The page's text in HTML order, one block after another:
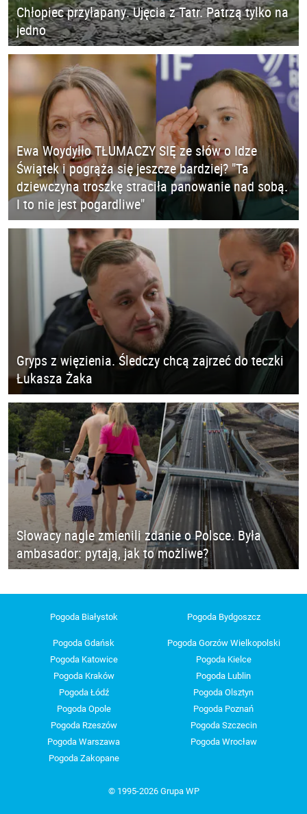
Chłopiec przyłapany. Ujęcia z Tatr. Patrzą tylko na
jedno
Ewa Woydyłło TŁUMACZY SIĘ ze słów o Idze
Świątek i pogrąża się jeszcze bardziej? "Ta
dziewczyna troszkę straciła panowanie nad sobą.
I to nie jest pogardliwe"
Gryps z więzienia. Śledczy chcą zajrzeć do teczki
Łukasza Żaka
Słowacy nagle zmienili zdanie o Polsce. Była
ambasador: pytają, jak to możliwe?
Pogoda Białystok Pogoda Bydgoszcz
Pogoda Gdańsk
Pogoda Gorzów Wielkopolski
Pogoda Katowice
Pogoda Kielce
Pogoda Kraków
Pogoda Lublin
Pogoda Łódź
Pogoda Olsztyn
Pogoda Opole
Pogoda Poznań
Pogoda Rzeszów
Pogoda Szczecin
Pogoda Warszawa
Pogoda Wrocław
Pogoda Zakopane
© 1995-2026 Grupa WP